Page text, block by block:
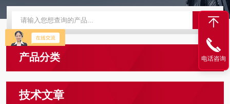
产品分类
技术文章
电话咨询